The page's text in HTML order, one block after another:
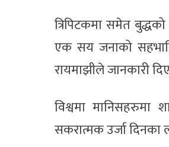
त्रिपिटकमा समेत
एक सय जनाको
रायमाझीले जानकारी
विश्वमा
सकरात्मक उर्जा दिनका